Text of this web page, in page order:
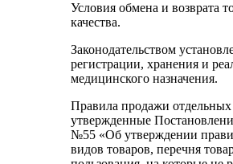
Условия обмена и возврата
качества.
Законодательством
регистрации, хранения и
медицинского назначения.
Правила продажи отдельных
утвержденные
№55 «Об утверждении
видов товаров, перечня